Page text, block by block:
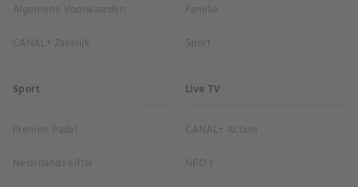
Algemene Voorwaarden
CANAL+ Zakelijk
Familie
Sport
Sport
Premier Padel
Nederlands elftal
Live TV
CANAL+ Action
NPO 1